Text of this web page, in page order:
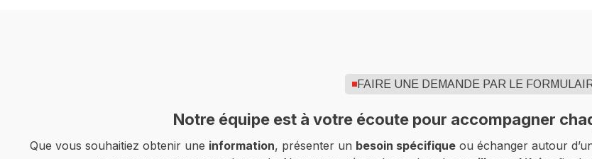
FAIRE UNE DEMANDE PAR LE
Notre équipe est à votre écoute pour accompagner
Que vous souhaitiez obtenir une information, présenter un besoin spécifiqueou échanger autour